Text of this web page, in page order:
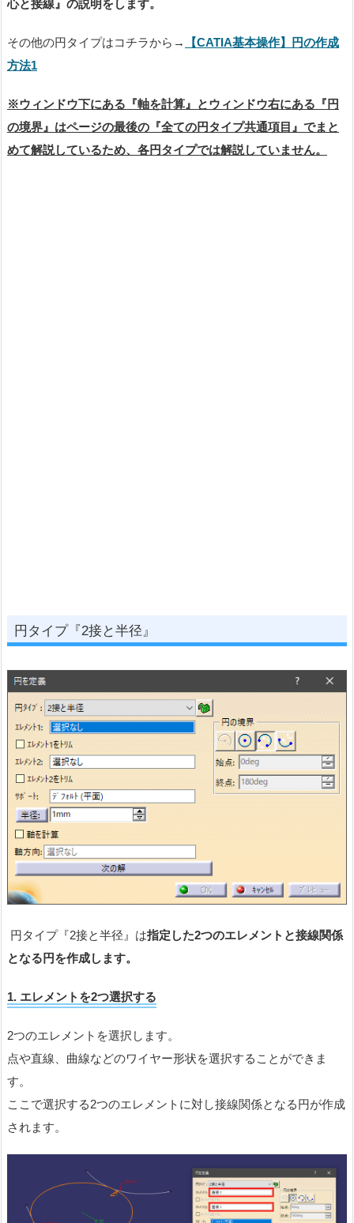
心と接線』の説明をします。
その他の円タイプはコチラから→
【CATIA基本操作】円の作成
方法1
※ウィンドウ下にある『軸を計算』とウィンドウ右にある『円
の境界』はページの最後の『全ての円タイプ共通項目』でまと
めて解説しているため、各円タイプでは解説していません。
円タイプ『2接と半径』
円タイプ『2接と半径』は指定した2つのエレメントと接線関係
となる円を作成します。
1. エレメントを2つ選択する
2つのエレメントを選択します。
点や直線、曲線などのワイヤー形状を選択することができま
す。
ここで選択する2つのエレメントに対し接線関係となる円が作成
されます。